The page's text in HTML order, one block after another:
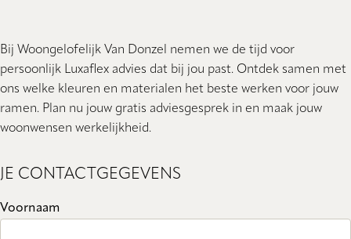
Bij Woongelofelijk Van Donzel nemen we de tijd voor
persoonlijk Luxaflex advies dat bij jou past. Ontdek samen met
ons welke kleuren en materialen het beste werken voor jouw
ramen. Plan nu jouw gratis adviesgesprek in en maak jouw
woonwensen werkelijkheid.
JE CONTACTGEGEVENS
Voornaam